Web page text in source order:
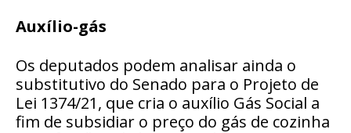
Auxílio-gás
Os deputados podem analisar ainda o
substitutivo do Senado para o Projeto de
Lei 1374/21, que cria o auxílio Gás Social a
fim de subsidiar o preço do gás de cozinha